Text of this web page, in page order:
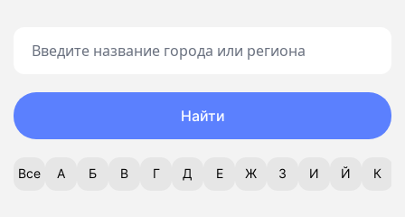
Найти
Все А Б В Г Д Е Ж З И Й К